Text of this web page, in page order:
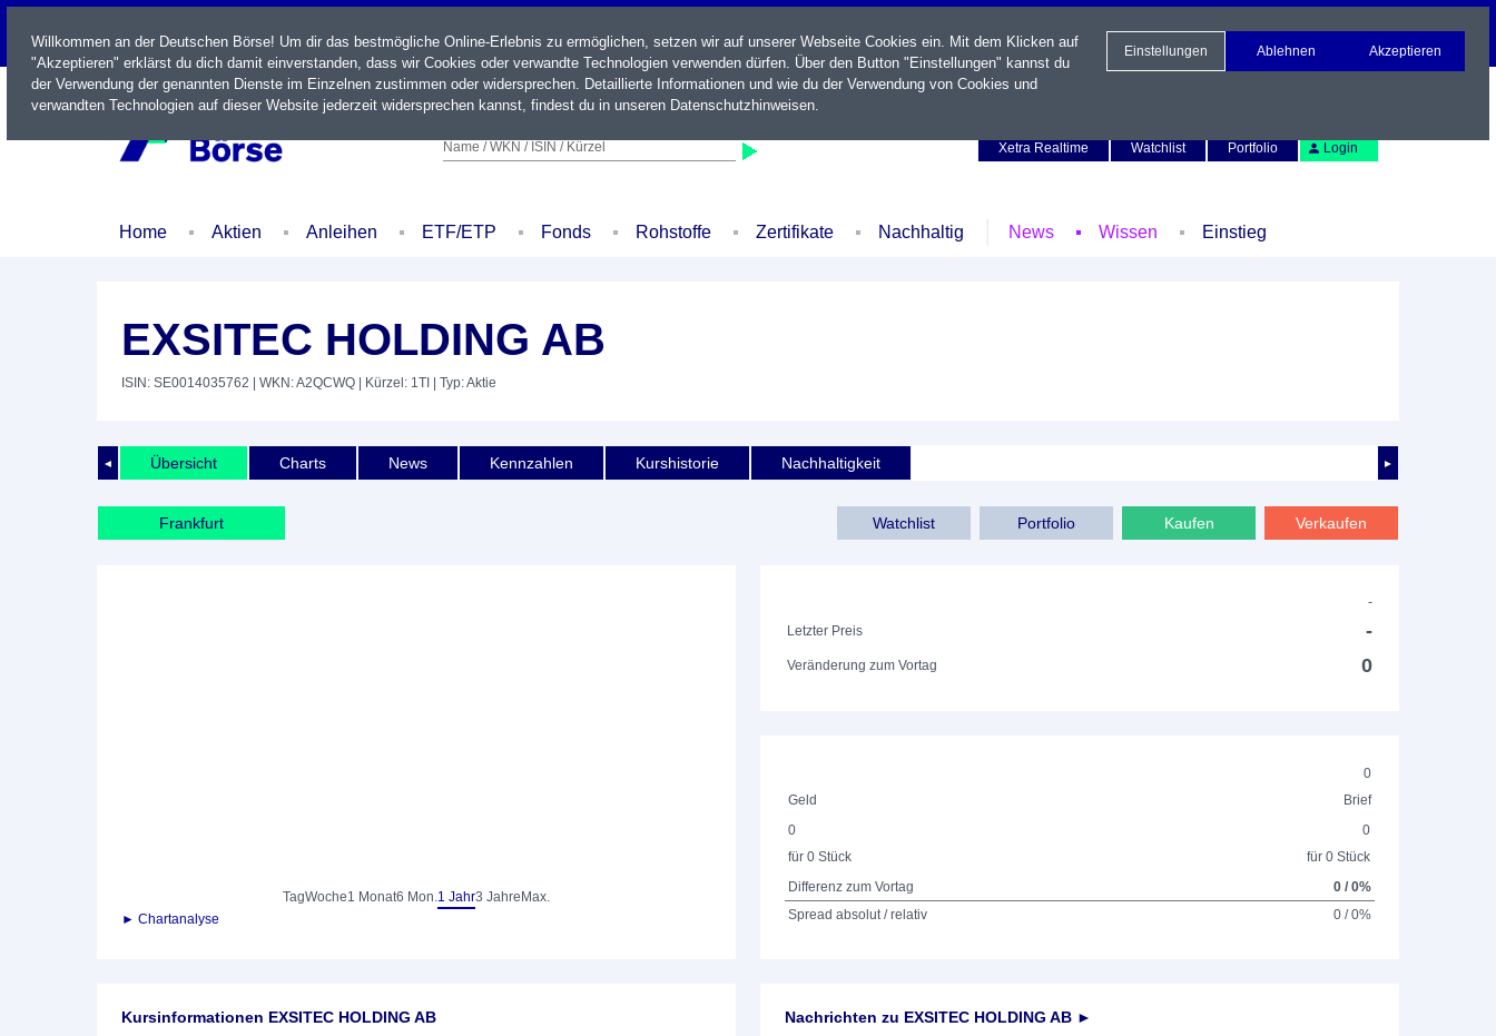
LIVE
Name / WKN / ISIN / Kürzel
Xetra Realtime
Watchlist Portfolio Login
Home Aktien Anleihen ETF/ETP Fonds Rohstoffe Zertifikate Nachhaltig News Wissen Einstieg
EXSITEC HOLDING AB
ISIN: SE0014035762 | WKN: A2QCWQ | Kürzel: 1TI | Typ: Aktie
◄ ►
Übersicht Charts News Kennzahlen Kurshistorie Nachhaltigkeit
Frankfurt Watchlist Portfolio Kaufen Verkaufen
TagWoche1 Monat6 Mon.1 Jahr3 Jahre Max.
► Chartanalyse
-
Letzter Preis
-
Veränderung zum Vortag 0
0
Geld
Brief
0
für 0 Stück
0
für 0 Stück
Differenz zum Vortag
0 / 0%
Spread absolut / relativ
0 / 0%
Kursinformationen EXSITEC HOLDING AB Nachrichten zu EXSITEC HOLDING AB ►
Willkommen an der Deutschen Börse! Um dir das bestmögliche Online-Erlebnis zu ermöglichen, setzen wir auf unserer Webseite Cookies ein. Mit dem Klicken auf
"Akzeptieren" erklärst du dich damit einverstanden, dass wir Cookies oder verwandte Technologien verwenden dürfen. Über den Button "Einstellungen" kannst du
der Verwendung der genannten Dienste im Einzelnen zustimmen oder widersprechen. Detaillierte Informationen und wie du der Verwendung von Cookies und
verwandten Technologien auf dieser Website jederzeit widersprechen kannst, findest du in unseren Datenschutzhinweisen.
Einstellungen Ablehnen Akzeptieren